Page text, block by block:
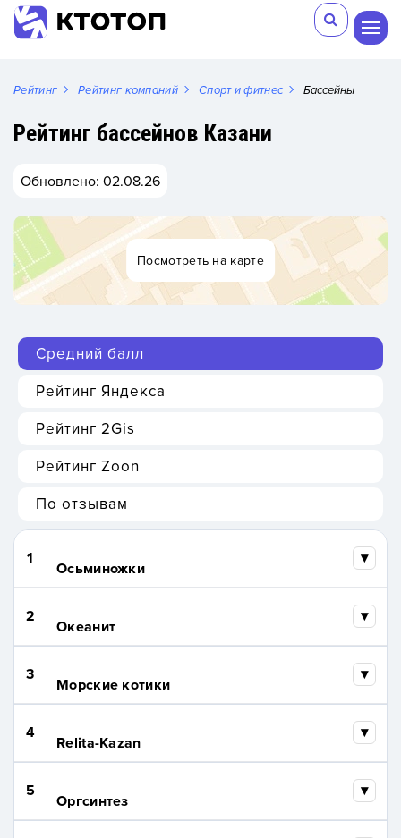
Рейтинг Рейтинг компаний Спорт и фитнес Бассейны
Рейтинг бассейнов Казани
Обновлено: 02.08.26
Посмотреть на карте
Средний балл
Рейтинг Яндекса
Рейтинг 2Gis
Рейтинг Zoon
По отзывам
1
Осьминожки
2
Океанит
3
Морские котики
4
Relita-Kazan
5
Оргсинтез